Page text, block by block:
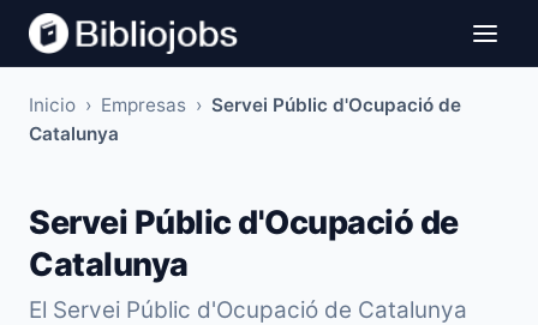
Inicio › Empresas › Servei Públic d'Ocupació de
Catalunya
Servei Públic d'Ocupació de
Catalunya
El Servei Públic d'Ocupació de Catalunya